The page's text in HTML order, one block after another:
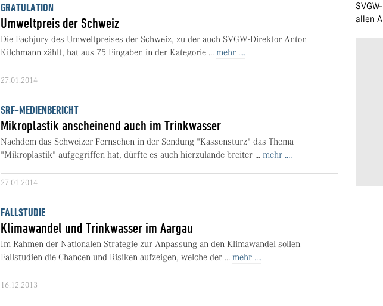
GRATULATION
Umweltpreis der Schweiz
Die Fachjury des Umweltpreises der Schweiz, zu der auch SVGW-Direktor Anton
Kilchmann zählt, hat aus 75 Eingaben in der Kategorie ... mehr ....
27.01.2014
SRF-MEDIENBERICHT
Mikroplastik anscheinend auch im Trinkwasser
Nachdem das Schweizer Fernsehen in der Sendung "Kassensturz" das Thema
"Mikroplastik" aufgegriffen hat, dürfte es auch hierzulande breiter ... mehr ....
27.01.2014
FALLSTUDIE
Klimawandel und Trinkwasser im Aargau
Im Rahmen der Nationalen Strategie zur Anpassung an den Klimawandel sollen
Fallstudien die Chancen und Risiken aufzeigen, welche der ... mehr ....
16.12.2013
allen